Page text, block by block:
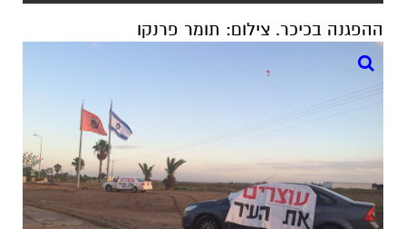
ההפגנה בכיכר. צילום: תומר פרנקו